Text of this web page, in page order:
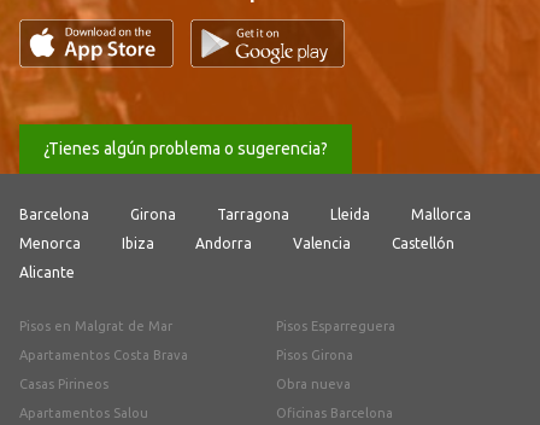
¿Tienes algún problema o sugerencia?
Barcelona Girona Tarragona Lleida
Mallorca
Menorca
Ibiza Andorra Valencia
Castellón
Alicante
Pisos en Malgrat de Mar
Apartamentos Costa Brava
Casas Pirineos
Apartamentos Salou
Pisos Esparreguera
Pisos Girona
Obra nueva
Oficinas Barcelona